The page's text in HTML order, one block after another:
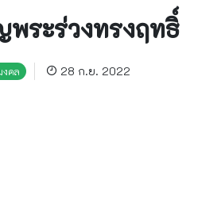
พระร่วงทรงฤทธิ์
งคล 28 ก.ย. 2022